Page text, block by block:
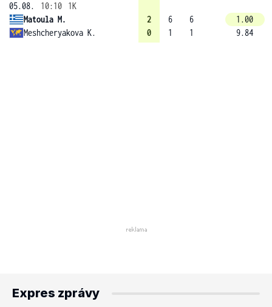
05.08.
10:10
1K
Matoula M.
Meshcheryakova K.
2
0
6
1
6
1
1.00
9.84
Expres zprávy